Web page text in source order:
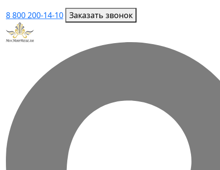
8 800 200-14-10 Заказать звонок